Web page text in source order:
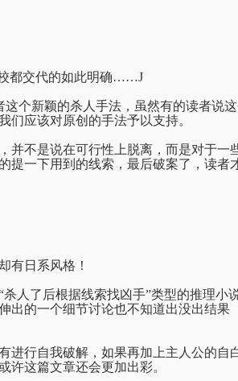
都交代的如此明确……J
这个新颖的杀人手法，虽然有的读者说
们应该对原创的手法予以支持。
并不是说在可行性上脱离，而是对于一
提一下用到的线索，最后破案了，读者
有日系风格！
人了后根据线索找凶手”类型的推理小
出的一个细节讨论也不知道出没出结果
进行自我破解，如果再加上主人公的自
许这篇文章还会更加出彩。